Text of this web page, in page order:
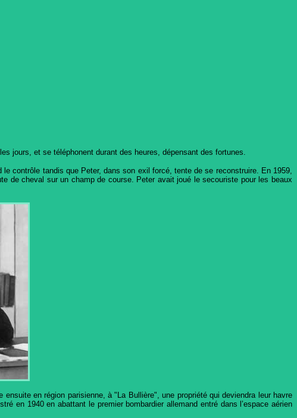
jours, et se téléphonent durant des heures, dépensant des fortunes.
contrôle tandis que Peter, dans son exil forcé, tente de se reconstruire. En 1959,
de cheval sur un champ de course. Peter avait joué le secouriste pour les beaux
en région parisienne, à "La Bullière", une propriété qui deviendra leur havre
en 1940 en abattant le premier bombardier allemand entré dans l’espace aérien